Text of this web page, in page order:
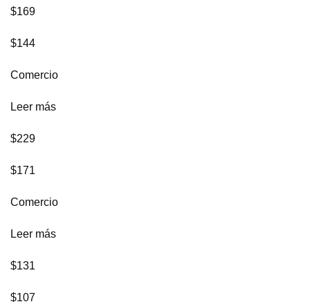
$169
$144
Comercio
Leer más
$229
$171
Comercio
Leer más
$131
$107